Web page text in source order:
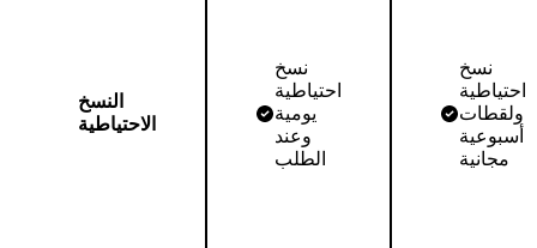
النسخ
الاحتياطية
نسخ
احتياطية
يومية
وعند
الطلب
نسخ
احتياطية
ولقطات
أسبوعية
مجانية